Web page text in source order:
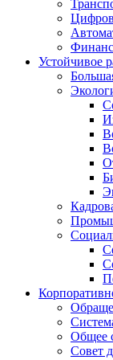
Устойчивое
Общее
Совет